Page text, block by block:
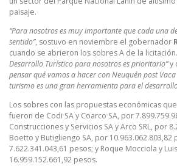
paisaje.
“Para nosotros es muy importante que cada una
sentido”, sostuvo en noviembre el gobernador
cuando se abrieron los sobres A de la
Desarrollo Turístico para nosotros es prioritario”y
pensar qué vamos a hacer con Neuquén post
turismo es una gran herramienta para el
Los sobres con las propuestas económicas
fueron de Codi SA y Coarco SA, por
Construcciones y Servicios SA y Arco SRL, por
Boetto y Butigliengo SA, por 10.963.062.803,82
7.622.341.043,61 pesos; y Roque Mocciola y
16.959.152.661,92 pesos.